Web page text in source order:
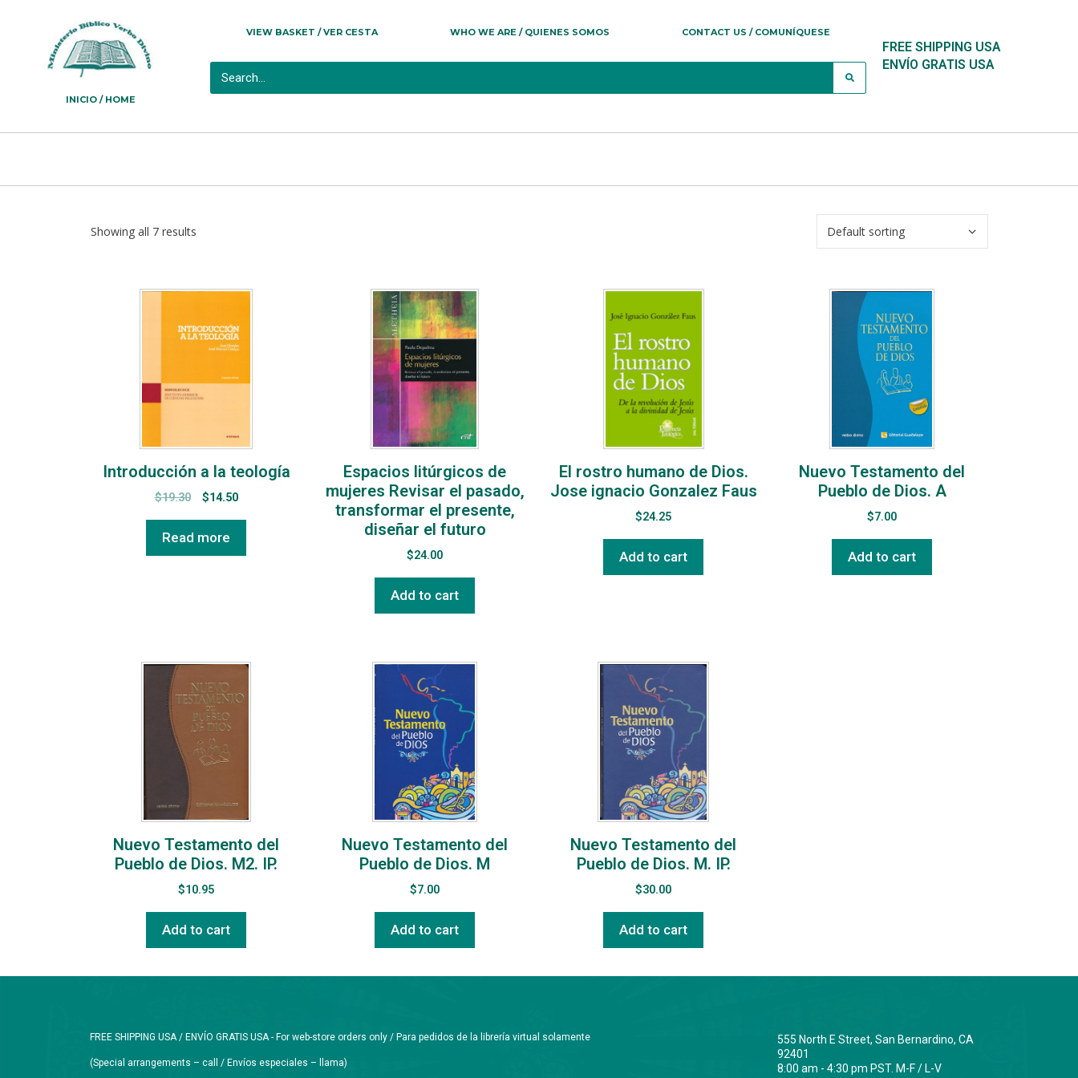
INICIO / HOME
VIEW BASKET / VER CESTA WHO WE ARE / QUIENES SOMOS CONTACT US / COMUNÍQUESE
FREE SHIPPING USA
ENVÍO GRATIS USA
Showing all 7 results
Introducción a la teología
$19.30 $14.50
Read more
Espacios litúrgicos de
mujeres Revisar el pasado,
transformar el presente,
diseñar el futuro
$24.00
Add to cart
El rostro humano de Dios.
Jose ignacio Gonzalez Faus
$24.25
Add to cart
Nuevo Testamento del
Pueblo de Dios. A
$7.00
Add to cart
Nuevo Testamento del
Pueblo de Dios. M2. IP.
$10.95
Add to cart
Nuevo Testamento del
Pueblo de Dios. M
$7.00
Add to cart
Nuevo Testamento del
Pueblo de Dios. M. IP.
$30.00
Add to cart
FREE SHIPPING USA / ENVÍO GRATIS USA - For web-store orders only / Para pedidos de la librería virtual solamente
(Special arrangements – call / Envíos especiales – llama)
555 North E Street, San Bernardino, CA
92401
8:00 am - 4:30 pm PST. M-F / L-V